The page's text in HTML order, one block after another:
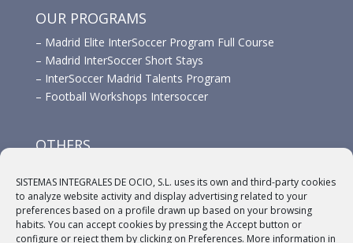
SISTEMAS INTEGRALES DE OCIO, S.L. uses its own and third-party cookies
to analyze website activity and display advertising related to your
preferences based on a profile drawn up based on your browsing
habits. You can accept cookies by pressing the Accept button or
configure or reject them by clicking on Preferences. More information in
OUR PROGRAMS
– Madrid Elite InterSoccer Program Full Course
– Madrid InterSoccer Short Stays
– InterSoccer Madrid Talents Program
– Football Workshops Intersoccer
OTHERS
–Links
–Sponsors